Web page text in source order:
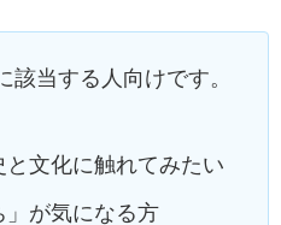
該当する人向けです。
文化に触れてみたい
」が気になる方